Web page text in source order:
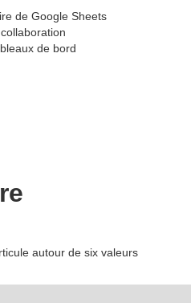
de Google Sheets
de bord
autour de six valeurs